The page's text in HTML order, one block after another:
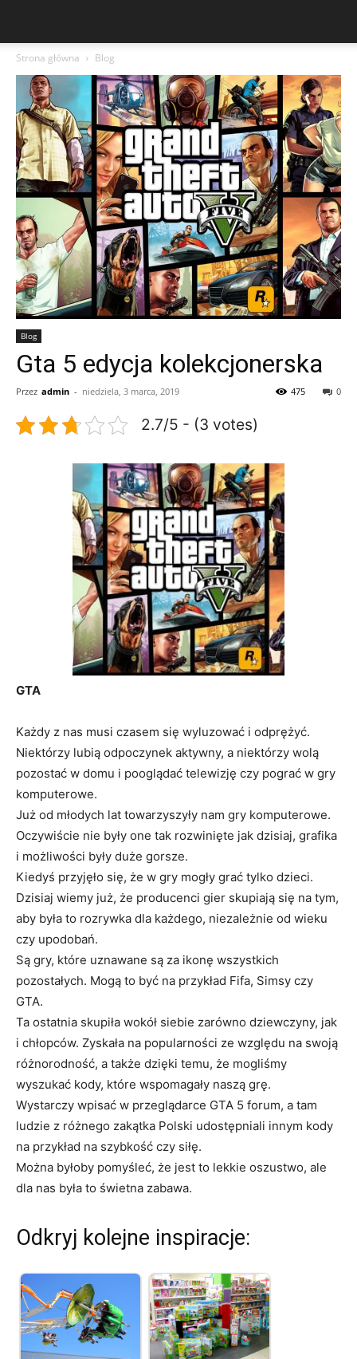
Strona główna Blog
Blog
Gta 5 edycja kolekcjonerska
Przez admin - niedziela, 3 marca, 2019 0
475
2.7/5 - (3 votes)
GTA
Każdy z nas musi czasem się wyluzować i odprężyć.
Niektórzy lubią odpoczynek aktywny, a niektórzy wolą
pozostać w domu i pooglądać telewizję czy pograć w gry
komputerowe.
Już od młodych lat towarzyszyły nam gry komputerowe.
Oczywiście nie były one tak rozwinięte jak dzisiaj, grafika
i możliwości były duże gorsze.
Kiedyś przyjęło się, że w gry mogły grać tylko dzieci.
Dzisiaj wiemy już, że producenci gier skupiają się na tym,
aby była to rozrywka dla każdego, niezależnie od wieku
czy upodobań.
Są gry, które uznawane są za ikonę wszystkich
pozostałych. Mogą to być na przykład Fifa, Simsy czy
GTA.
Ta ostatnia skupiła wokół siebie zarówno dziewczyny, jak
i chłopców. Zyskała na popularności ze względu na swoją
różnorodność, a także dzięki temu, że mogliśmy
wyszukać kody, które wspomagały naszą grę.
Wystarczy wpisać w przeglądarce GTA 5 forum, a tam
ludzie z różnego zakątka Polski udostępniali innym kody
na przykład na szybkość czy siłę.
Można byłoby pomyśleć, że jest to lekkie oszustwo, ale
dla nas była to świetna zabawa.
Odkryj kolejne inspiracje: